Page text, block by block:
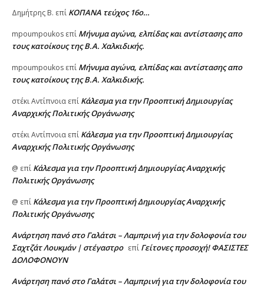
Δημήτρης Β. επί ΚΟΠΑΝΑ τεύχος 16ο…
mpoumpoukos επί Μήνυμα αγώνα, ελπίδας και αντίστασης απο
τους κατοίκους της Β.Α. Χαλκιδικής.
mpoumpoukos επί Μήνυμα αγώνα, ελπίδας και αντίστασης απο
τους κατοίκους της Β.Α. Χαλκιδικής.
στέκι Αντίπνοια επί Κάλεσμα για την Προοπτική Δημιουργίας
Αναρχικής Πολιτικής Οργάνωσης
στέκι Αντίπνοια επί Κάλεσμα για την Προοπτική Δημιουργίας
Αναρχικής Πολιτικής Οργάνωσης
@ επί Κάλεσμα για την Προοπτική Δημιουργίας Αναρχικής
Πολιτικής Οργάνωσης
@ επί Κάλεσμα για την Προοπτική Δημιουργίας Αναρχικής
Πολιτικής Οργάνωσης
Ανάρτηση πανό στο Γαλάτσι – Λαμπρινή για την δολοφονία του
Σαχτζάτ Λουκμάν | στέγαστρο επί Γείτονες προσοχή! ΦΑΣΙΣΤΕΣ
ΔΟΛΟΦΟΝΟΥΝ
Ανάρτηση πανό στο Γαλάτσι – Λαμπρινή για την δολοφονία του